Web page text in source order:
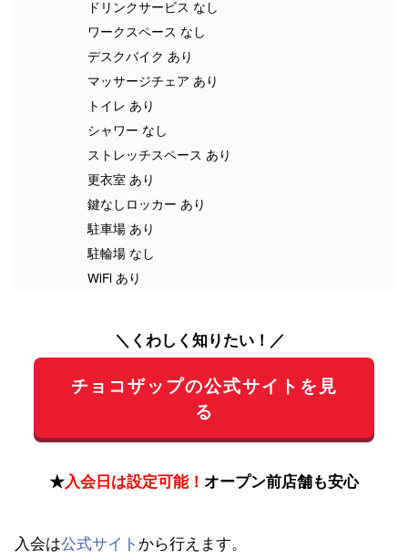
ドリンクサービス なし
ワークスペース なし
デスクバイク あり
マッサージチェア あり
トイレ あり
シャワー なし
ストレッチスペース あり
更衣室 あり
鍵なしロッカー あり
駐車場 あり
駐輪場 なし
WiFi あり
＼くわしく知りたい！／
チョコザップの公式サイトを見
る
★入会日は設定可能！ オープン前店舗も安心
入会は公式サイト から行えます。